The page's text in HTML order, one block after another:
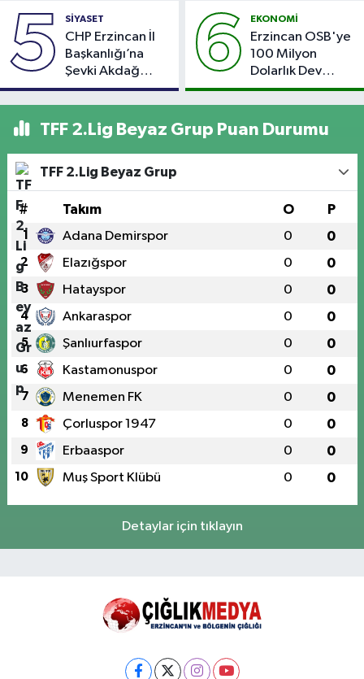
2 Kişi Yaralandı
5 SİYASET
CHP Erzincan İl
Başkanlığı’na
Şevki Akdağ
Atandı!
6 EKONOMİ
Erzincan OSB'ye
100 Milyon
Dolarlık Dev
Yatırım: Bin Kişiye
İstihdam
Hedefleniyor
TFF 2.Lig Beyaz Grup Puan Durumu
TFF 2.Lig Beyaz Grup
# Takım O P
1 Adana Demirspor 0 0
2 Elazığspor 0 0
3 Hatayspor 0 0
4 Ankaraspor 0 0
5 Şanlıurfaspor 0 0
6 Kastamonuspor 0 0
7 Menemen FK 0 0
8 Çorluspor 1947 0 0
9 Erbaaspor 0 0
10 Muş Sport Klübü 0 0
Detaylar için tıklayın